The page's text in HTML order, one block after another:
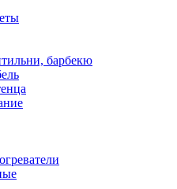
барбекю